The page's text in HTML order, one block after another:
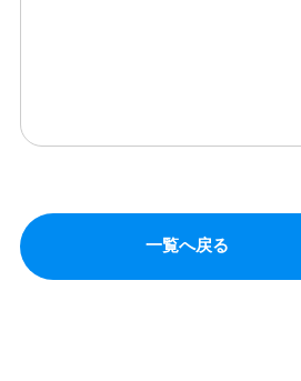
一覧へ戻る